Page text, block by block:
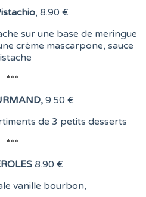
, 8.90 €
sur une base de meringue
crème mascarpone, sauce
***
, 9.50 €
de 3 petits desserts
***
8.90 €
vanille bourbon,